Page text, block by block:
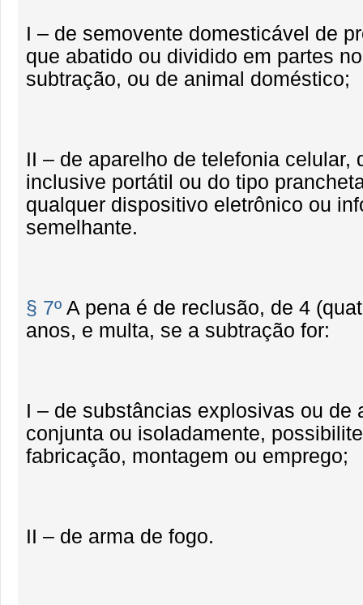
I – de semovente domesticável de
que abatido ou dividido em partes
subtração, ou de animal doméstico;
II – de aparelho de telefonia celular,
inclusive portátil ou do tipo
qualquer dispositivo eletrônico ou
semelhante.
§ 7º A pena é de reclusão, de 4
anos, e multa, se a subtração for:
I – de substâncias explosivas ou de
conjunta ou isoladamente,
fabricação, montagem ou emprego;
II – de arma de fogo.